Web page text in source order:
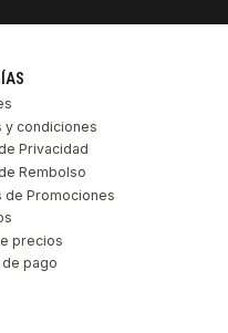
y condiciones
Privacidad
Rembolso
de Promociones
precios
pago